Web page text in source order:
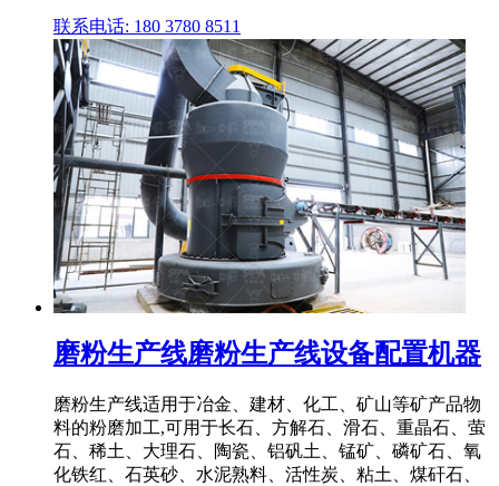
联系电话: 180 3780 8511
磨粉生产线磨粉生产线设备配置机器
磨粉生产线适用于冶金、建材、化工、矿山等矿产品物
料的粉磨加工,可用于长石、方解石、滑石、重晶石、萤
石、稀土、大理石、陶瓷、铝矾土、锰矿、磷矿石、氧
化铁红、石英砂、水泥熟料、活性炭、粘土、煤矸石、